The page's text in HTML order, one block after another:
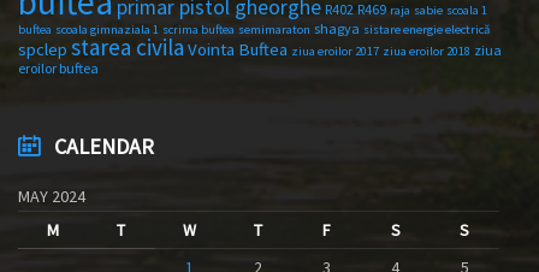
primar pistol gheorghe R402 R469 raja sabie scoala 1
buftea scoala gimnaziala 1 scrima buftea semimaraton shagya sistare energie electrică
spclep starea civila Vointa Buftea ziua eroilor 2017 ziua eroilor 2018 ziua
eroilor buftea
CALENDAR
MAY 2024
M
T W T F S
S
1
2 3 4 5